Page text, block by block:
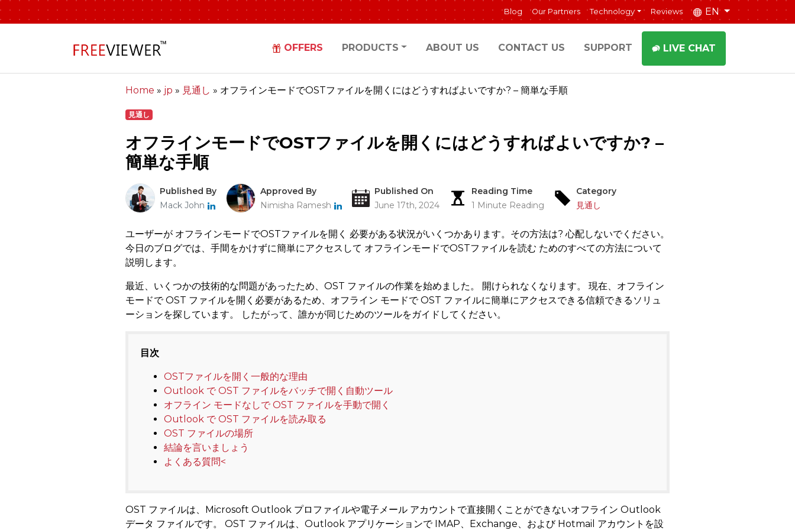
Blog Our Partners Technology Reviews EN
OFFERS PRODUCTS ABOUT US CONTACT US SUPPORT LIVE CHAT
Home » jp » 見通し » オフラインモードでOSTファイルを開くにはどうすればよいですか? – 簡単な手順
見通し
オフラインモードでOSTファイルを開くにはどうすればよいですか? –
簡単な手順
Published By
Mack John
Approved By
Nimisha Ramesh
Published On
June 17th, 2024
Reading Time
1 Minute Reading
Category
見通し
ユーザーが オフラインモードでOSTファイルを開く 必要がある状況がいくつかあります。その方法は? 心配しないでください。
今日のブログでは、手間をかけずに簡単にアクセスして オフラインモードでOSTファイルを読む ためのすべての方法について
説明します。
最近、いくつかの技術的な問題があったため、OST ファイルの作業を始めました。 開けられなくなります。 現在、オフライン
モードで OST ファイルを開く必要があるため、オフライン モードで OST ファイルに簡単にアクセスできる信頼できるソリュ
ーションを探しています。 したがって、誰かが同じためのツールをガイドしてください。
目次
OSTファイルを開く一般的な理由
Outlook で OST ファイルをバッチで開く自動ツール
オフライン モードなしで OST ファイルを手動で開く
Outlook で OST ファイルを読み取る
OST ファイルの場所
結論を言いましょう
よくある質問<
OST ファイルは、Microsoft Outlook プロファイルや電子メール アカウントで直接開くことができないオフライン Outlook
データ ファイルです。 OST ファイルは、Outlook アプリケーションで IMAP、Exchange、および Hotmail アカウントを設